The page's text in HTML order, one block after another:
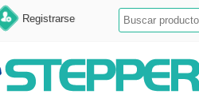
Registrarse